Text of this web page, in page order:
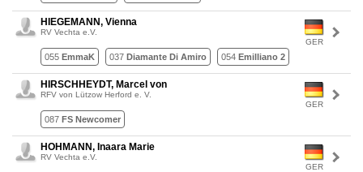
GER
HIEGEMANN, Vienna
RV Vechta e.V.
055 EmmaK 037 Diamante Di Amiro 054 Emilliano 2
GER
HIRSCHHEYDT, Marcel von
RFV von Lützow Herford e. V.
087 FS Newcomer
GER
HOHMANN, Inaara Marie
RV Vechta e.V.